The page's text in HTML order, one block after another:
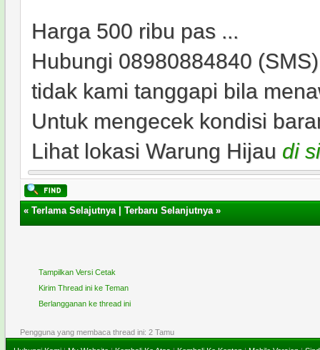
Harga 500 ribu pas ...
Hubungi 08980884840
tidak kami tanggapi bila
Untuk mengecek kondisi
Lihat lokasi Warung Hijau di
«Terlama Selajutnya|Terbaru Selanjutnya»
Tampilkan Versi Cetak
Kirim Thread ini ke Teman
Berlangganan ke thread ini
Pengguna yang membaca thread ini: 2 Tamu